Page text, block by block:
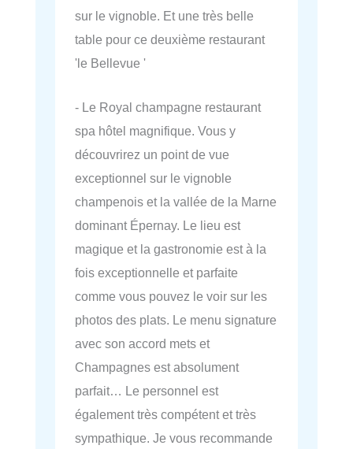
sur le vignoble. Et une très belle
table pour ce deuxième restaurant
'le Bellevue '
- Le Royal champagne restaurant
spa hôtel magnifique. Vous y
découvrirez un point de vue
exceptionnel sur le vignoble
champenois et la vallée de la Marne
dominant Épernay. Le lieu est
magique et la gastronomie est à la
fois exceptionnelle et parfaite
comme vous pouvez le voir sur les
photos des plats. Le menu signature
avec son accord mets et
Champagnes est absolument
parfait… Le personnel est
également très compétent et très
sympathique. Je vous recommande